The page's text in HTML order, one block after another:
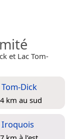
et Lac Tom-
Tom-Dick
km au sud
Iroquois